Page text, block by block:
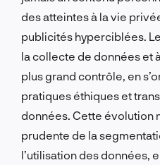
des atteintes à la vie
publicités hyperciblées.
la collecte de données et
plus grand contrôle, en
pratiques éthiques et
données. Cette évolution
prudente de la
l’utilisation des données,